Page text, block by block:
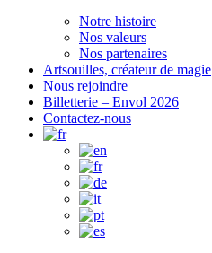
Notre histoire
Nos valeurs
Nos partenaires
Artsouilles, créateur de magie
Nous rejoindre
Billetterie – Envol 2026
Contactez-nous